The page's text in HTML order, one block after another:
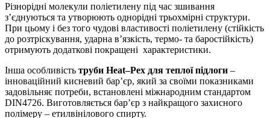
Різнорідні молекули поліетилену під час зшивання
з’єднуються та утворюють однорідні трьохмірні структури.
При цьому і без того чудові властивості поліетилену (стійкість
до розтріскування, ударна в’язкість, термо- та баростійкість)
отримують додаткові покращені характеристики.
Інша особливість труби Heat–Pex для теплої підлоги –
інноваційний кисневий бар’єр, який за своїми показниками
задовільняє потреби, встановлені міжнародним стандартом
DIN4726. Виготовляється бар’єр з найкращого захисного
полімеру – етилвінілового спирту.